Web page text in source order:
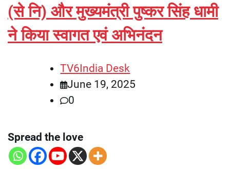
(से नि) और मुख्यमंत्री पुष्कर सिंह धामी
ने किया स्वागत एवं अभिनंदन
TV6India Desk
June 19, 2025
0
Spread the love